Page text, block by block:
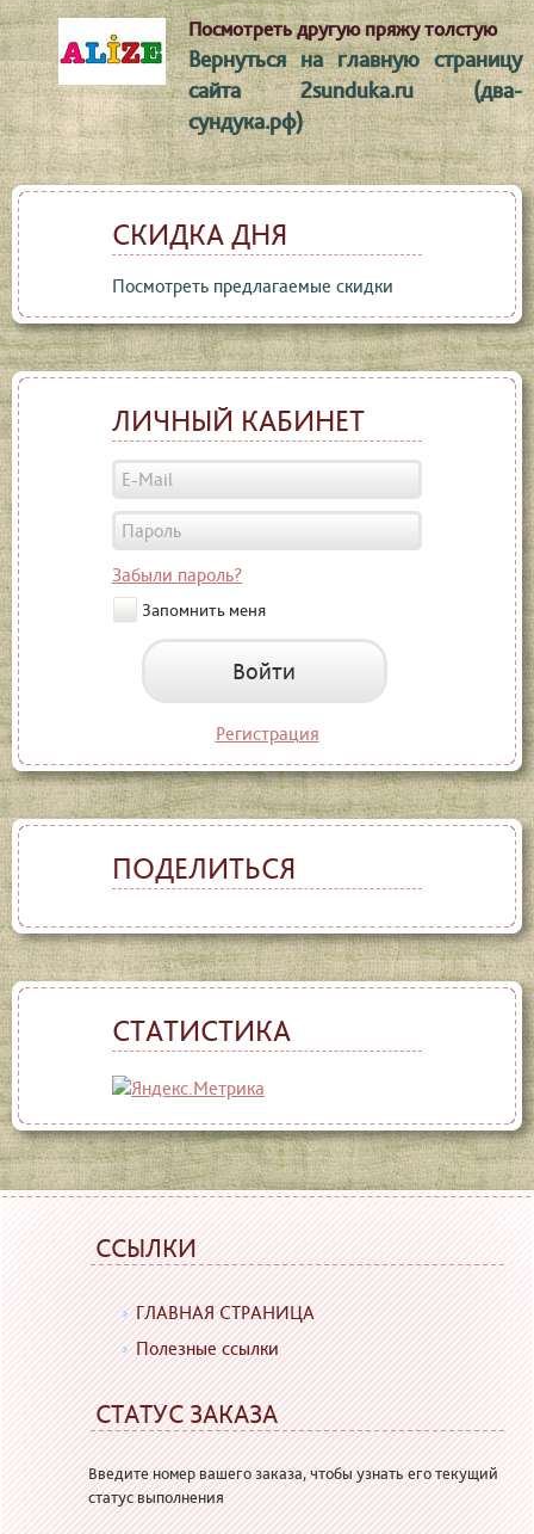
Посмотреть другую пряжу толстую
Вернуться на главную страницу
сайта 2sunduka.ru (два-
сундука.рф)
СКИДКА ДНЯ
Посмотреть предлагаемые скидки
ЛИЧНЫЙ КАБИНЕТ
Забыли пароль?
Запомнить меня
Войти
Регистрация
ПОДЕЛИТЬСЯ
СТАТИСТИКА
ССЫЛКИ
ГЛАВНАЯ СТРАНИЦА
Полезные ссылки
СТАТУС ЗАКАЗА
Введите номер вашего заказа, чтобы узнать его текущий
статус выполнения